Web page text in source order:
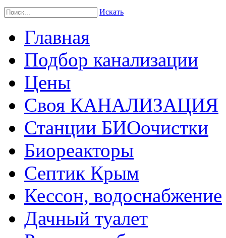
Искать
Главная
Подбор канализации
Цены
Своя КАНАЛИЗАЦИЯ
Станции БИОочистки
Биореакторы
Септик Крым
Кессон, водоснабжение
Дачный туалет